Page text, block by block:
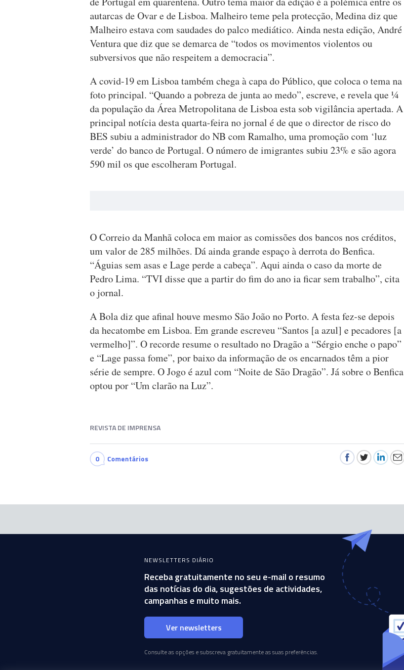
autarcas de Ovar e de Lisboa. Malheiro teme pela protecção, Medina diz que
Malheiro estava com saudades do palco mediático. Ainda nesta edição, André
Ventura que diz que se demarca de “todos os movimentos violentos ou
subversivos que não respeitem a democracia”.
A covid-19 em Lisboa também chega à capa do Público, que coloca o tema na
foto principal. “Quando a pobreza de junta ao medo”, escreve, e revela que ¼
da população da Área Metropolitana de Lisboa esta sob vigilância apertada. A
principal notícia desta quarta-feira no jornal é de que o director de risco do
BES subiu a administrador do NB com Ramalho, uma promoção com ‘luz
verde’ do banco de Portugal. O número de imigrantes subiu 23% e são agora
590 mil os que escolheram Portugal.
O Correio da Manhã coloca em maior as comissões dos bancos nos créditos,
um valor de 285 milhões. Dá ainda grande espaço à derrota do Benfica.
“Águias sem asas e Lage perde a cabeça”. Aqui ainda o caso da morte de
Pedro Lima. “TVI disse que a partir do fim do ano ia ficar sem trabalho”, cita
o jornal.
A Bola diz que afinal houve mesmo São João no Porto. A festa fez-se depois
da hecatombe em Lisboa. Em grande escreveu “Santos [a azul] e pecadores [a
vermelho]”. O recorde resume o resultado no Dragão a “Sérgio enche o papo”
e “Lage passa fome”, por baixo da informação de os encarnados têm a pior
série de sempre. O Jogo é azul com “Noite de São Dragão”. Já sobre o Benfica
optou por “Um clarão na Luz”.
REVISTA DE IMPRENSA
0 Comentários
NEWSLETTERS DIÁRIO
Receba gratuitamente no seu e-mail o resumo
das notícias do dia, sugestões de actividades,
campanhas e muito mais.
Ver newsletters
Consulte as opções e subscreva gratuitamente as suas preferências.